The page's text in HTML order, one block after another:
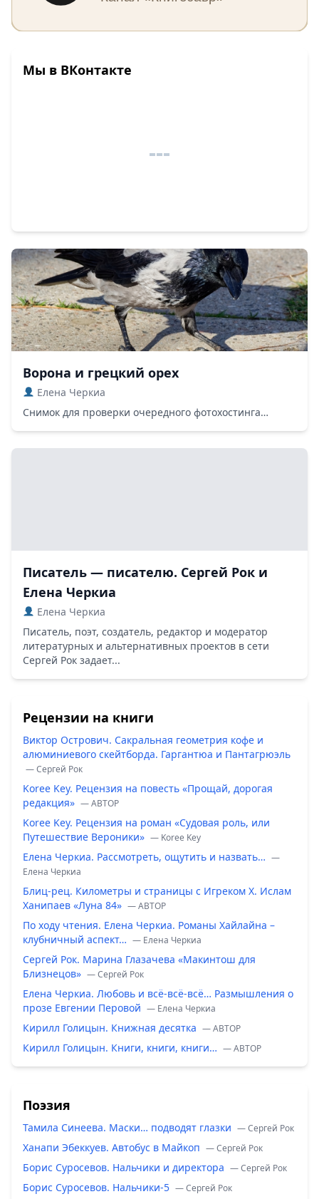
Ворона и грецкий орех
Елена Черкиа
Снимок для проверки очередного фотохостинга…
Писатель — писателю. Сергей Рок и
Елена Черкиа
Елена Черкиа
Писатель, поэт, создатель, редактор и модератор
литературных и альтернативных проектов в сети
Сергей Рок задает...
Рецензии на книги
Виктор Острович. Сакральная геометрия кофе и
алюминиевого скейтборда. Гаргантюа и Пантагрюэль
— Сергей Рок
Koree Key. Рецензия на повесть «Прощай, дорогая
редакция» — ABTOP
Koree Key. Рецензия на роман «Судовая роль, или
Путешествие Вероники» — Koree Key
Елена Черкиа. Рассмотреть, ощутить и назвать… —
Елена Черкиа
Блиц-рец. Километры и страницы с Игреком Х. Ислам
Ханипаев «Луна 84» — ABTOP
По ходу чтения. Елена Черкиа. Романы Хайлайна –
клубничный аспект… — Елена Черкиа
Сергей Рок. Марина Глазачева «Макинтош для
Близнецов» — Сергей Рок
Елена Черкиа. Любовь и всё-всё-всё… Размышления о
прозе Евгении Перовой — Елена Черкиа
Кирилл Голицын. Книжная десятка — ABTOP
Кирилл Голицын. Книги, книги, книги… — ABTOP
Поэзия
Тамила Синеева. Маски… подводят глазки — Сергей Рок
Ханапи Эбеккуев. Автобус в Майкоп — Сергей Рок
Борис Суросевов. Нальчики и директора — Сергей Рок
Борис Суросевов. Нальчики-5 — Сергей Рок
Мы в ВКонтакте